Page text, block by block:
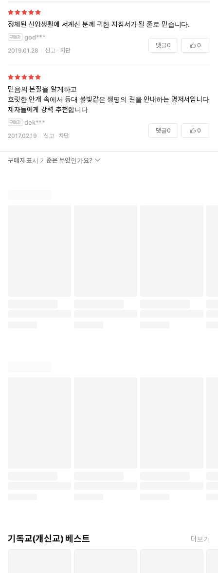
정체된 신앙생활에 서계신 분께 귀한 지침서가 될 줄로 믿습니다.
god***
2019.01.28 신고 차단
댓글0 0
믿음의 본질을 알게하고
흐릿한 안개 속에서 등대 불빛같은 생명의 길을 안내하는 명저서입니다
제자들에게 강력 추천합니다
dek***
2017.02.19 신고 차단
댓글0 0
구매자 표시 기준은 무엇인가요?
기독교(개신교) 베스트 더보기